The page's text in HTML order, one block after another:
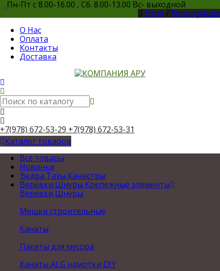
Пн-Пт с 8.00-16.00 , Сб. 8.00-13.00 Вс- выходной
Вход / Регистрация
О Нас
Оплата
Контакты
Доставка
+7(978) 672-53-29 +7(978) 672-53-31
Каталог товаров
Все товары
Новинки
Ведра,Тазы,Канистры
Веревки,Шнуры,Крепежные элементы
Веревки,Шнуры
Мешки строительные
Канаты
Пакеты для мусора
Канаты ALG намотки DIY